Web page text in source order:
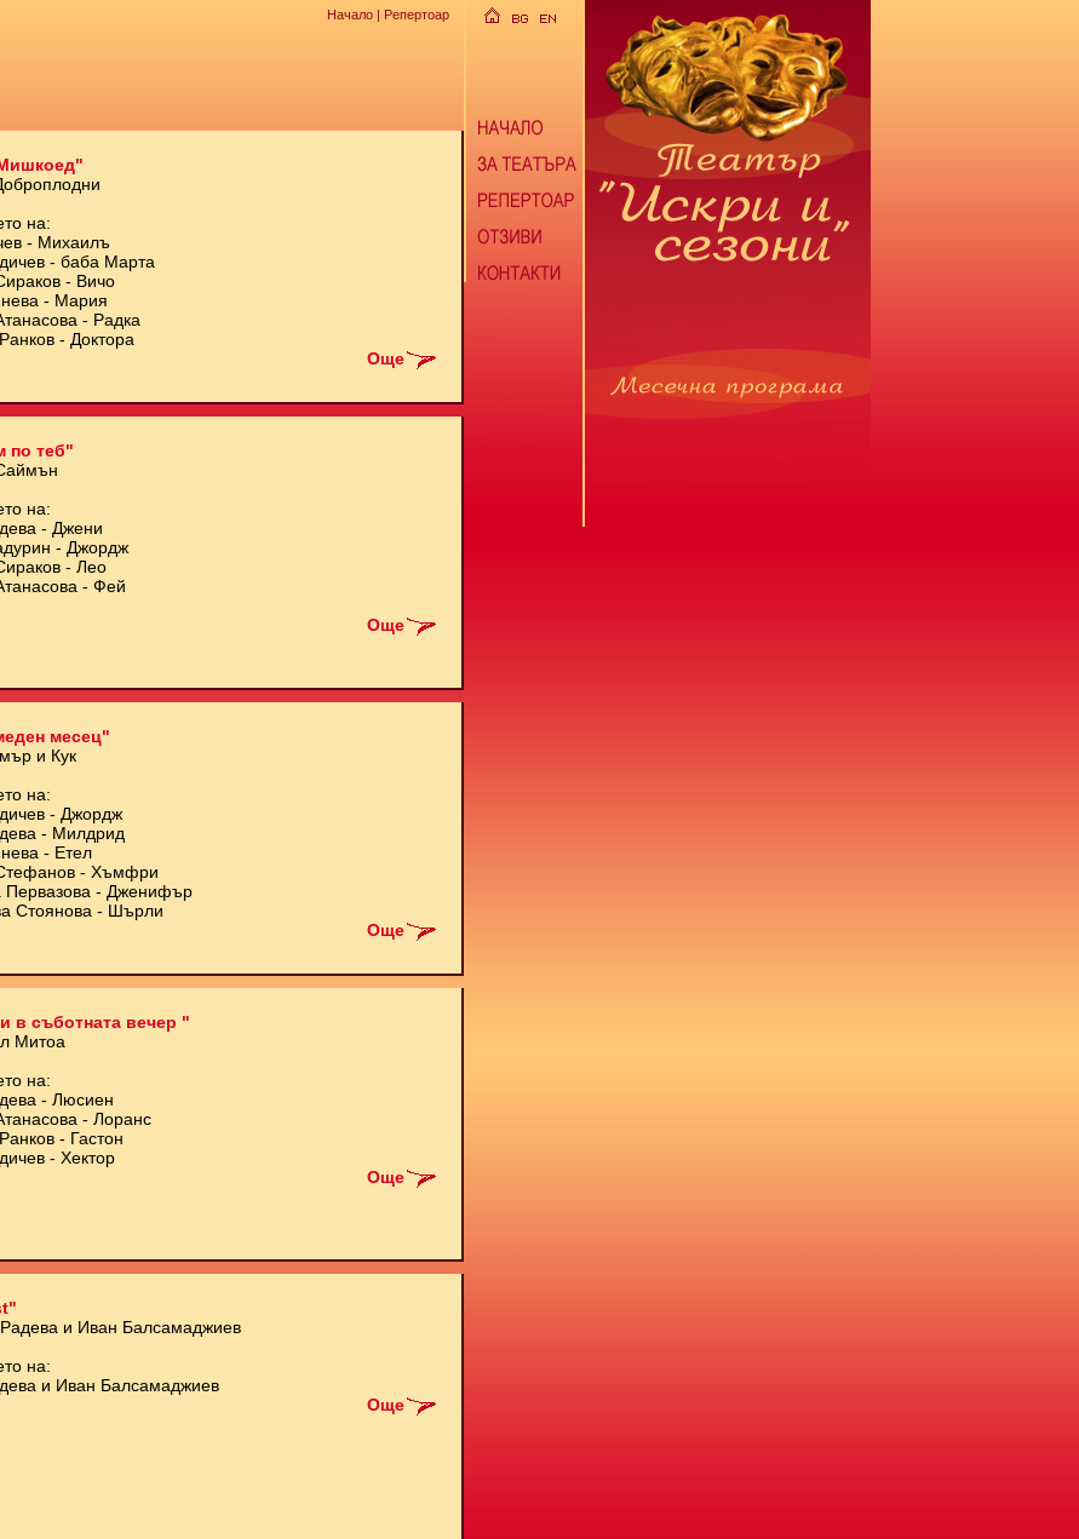
Начало | Репертоар
на:
- Михаилъ
- баба Марта
- Вичо
- Мария
- Радка
- Доктора
Още
по теб"
на:
- Джени
- Джордж
- Лео
- Фей
Още
месец"
и Кук
на:
- Джордж
- Милдрид
- Етел
- Хъмфри
Первазова - Дженифър
Стоянова - Шърли
Още
в съботната вечер "
Митоа
на:
- Люсиен
- Лоранс
- Гастон
- Хектор
Още
и Иван Балсамаджиев
на:
и Иван Балсамаджиев
Още